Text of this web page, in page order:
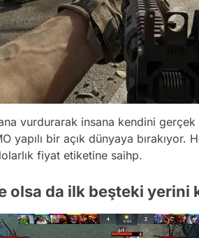
vurdurarak insana kendini gerçek
yapılı bir açık dünyaya bırakıyor.
fiyat etiketine saihp.
olsa da ilk beşteki yerini